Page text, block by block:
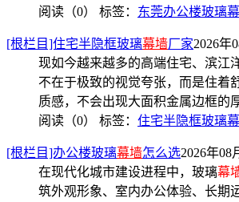
阅读（0） 标签： 东莞办公楼玻璃
[根栏目]住宅半隐框玻璃幕墙厂家2026年
现如今越来越多的高端住宅、滨江
不在于极致的视觉夸张，而是住着
质感，不会出现大面积金属边框的
阅读（0） 标签： 住宅半隐框玻璃
[根栏目]办公楼玻璃幕墙怎么选2026年08
在现代化城市建设进程中，玻璃幕
筑外观形象、室内办公体验、长期